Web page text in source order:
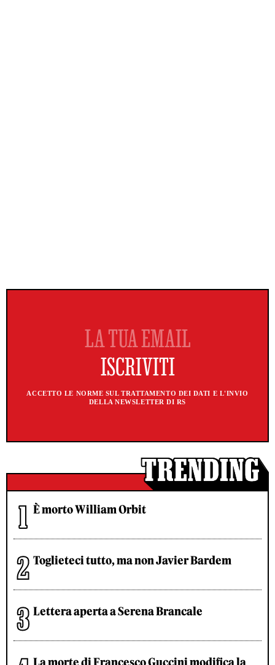
ACCETTO LE NORME SUL TRATTAMENTO DEI DATI E L'INVIO
DELLA NEWSLETTER DI RS
È morto William Orbit
Toglieteci tutto, ma non Javier Bardem
Lettera aperta a Serena Brancale